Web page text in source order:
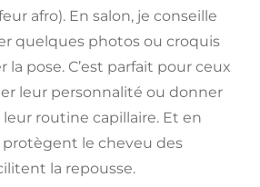
afro). En salon, je conseille
quelques photos ou croquis
la pose. C’est parfait pour ceux
leur personnalité ou donner
routine capillaire. Et en
protègent le cheveu des
la repousse.